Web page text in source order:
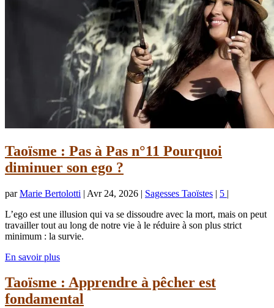
Taoïsme : Pas à Pas n°11 Pourquoi
diminuer son ego ?
parMarie Bertolotti | Avr 24, 2026 | Sagesses Taoïstes | 5 |
L’ego est une illusion qui va se dissoudre avec la mort, mais on peut
travailler tout au long de notre vie à le réduire à son plus strict
minimum : la survie.
En savoir plus
Taoïsme : Apprendre à pêcher est
fondamental